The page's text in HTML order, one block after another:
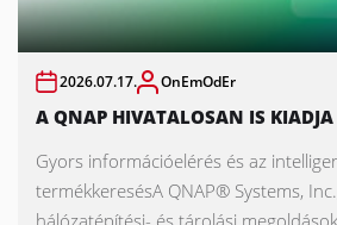
2026.07.17. OnEmOdEr
A QNAP HIVATALOSAN IS
Gyors információelérés és az
termékkeresésA QNAP® Systems,